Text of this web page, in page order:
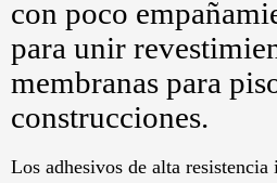
con poco
para unir
membranas para
construcciones.
Los adhesivos de alta